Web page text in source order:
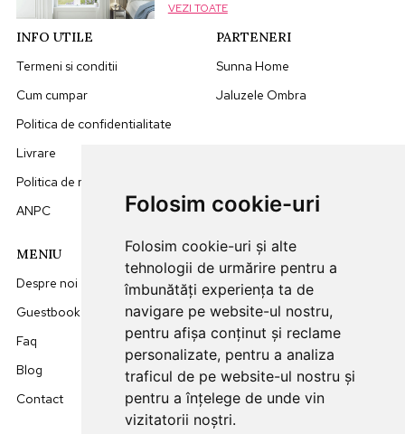
Folosim cookie-uri
Folosim cookie-uri și alte
tehnologii de urmărire pentru a
îmbunătăți experiența ta de
navigare pe website-ul nostru,
pentru afișa conținut și reclame
personalizate, pentru a analiza
traficul de pe website-ul nostru și
pentru a înțelege de unde vin
vizitatorii noștri.
VEZI TOATE
INFO UTILE
Termeni si conditii
Cum cumpar
Politica de confidentialitate
Livrare
Politica de retur
ANPC
PARTENERI
Sunna Home
Jaluzele Ombra
MENIU
Despre noi
Guestbook
Faq
Blog
Contact
DATE CONTACT
0749512455
office@sunna.ro
L-V: 09:00 - 18:00